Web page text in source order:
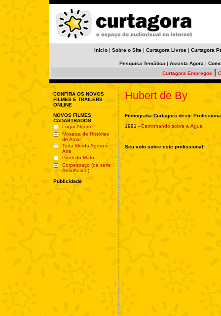
Início | Sobre o Site | Curtagora Livros | Curtagora
Pesquisa Temática | Assista Agora |
Curtagora Empregos
CONFIRA OS NOVOS
FILMES E TRAILERS
ONLINE
NOVOS FILMES
CADASTRADOS
Lugar Algum
Mosaica de Histórias
de Amor
Toda Merda Agora é
Arte
Punk do Mato
Corpespaço (da série
AnimAction)
Publicidade
Hubert de By
Filmografia Curtagora deste
1991 - Caminhando sobre a Água
Seu voto sobre este profissional: